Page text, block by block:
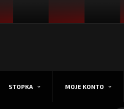
STOPKA MOJE KONTO